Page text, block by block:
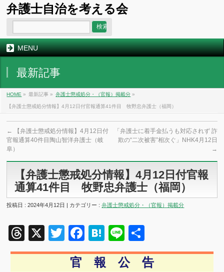
弁護士自治を考える会
MENU
最新記事
HOME » 最新記事 » 弁護士懲戒処分・（官報）掲載分 »
【弁護士懲戒処分情報】4月12日付官報通算41件目 牧野忠弁護士（福岡）
←
【弁護士懲戒処分情報】4月12日付
官報通算40件目陶山智洋弁護士（岐
阜）
「弁護士に着手金払うも対応されず 詐
欺の“二次被害”相次ぐ」NHK4月12日
→
【弁護士懲戒処分情報】4月12日付官報
通算41件目 牧野忠弁護士（福岡）
投稿日 : 2024年4月12日 | カテゴリー :弁護士懲戒処分・（官報）掲載分
Threads
X TwitterFacebook
Hatena
Line
有
官 報 公 告